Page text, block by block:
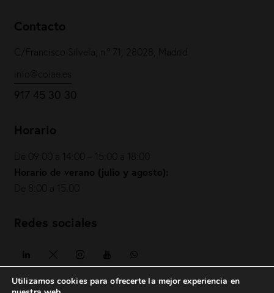
Contacto
C/Francisco Silvela, n.º 71, 28028, Madrid
info@coiae.es
917 45 30 30
Horario
De 09:00 a 14:00 – 15:00 a 18:00
Horario de verano (julio y agosto):
De 8:00 a 15:00
Redes sociales
Utilizamos cookies para ofrecerte la mejor experiencia en